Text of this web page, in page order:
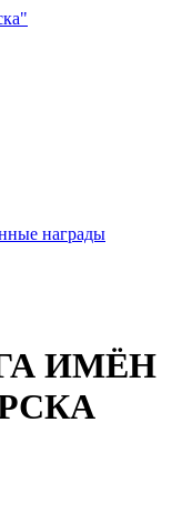
награды
ИМЁН